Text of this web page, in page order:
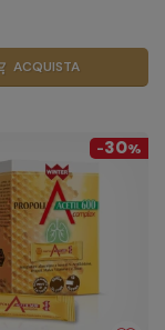
ACQUISTA
-30%